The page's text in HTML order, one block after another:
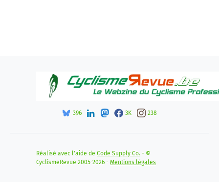
396 3K 238
Réalisé avec l'aide de Code Supply Co. - ©
CyclismeRevue 2005-2026 - Mentions légales